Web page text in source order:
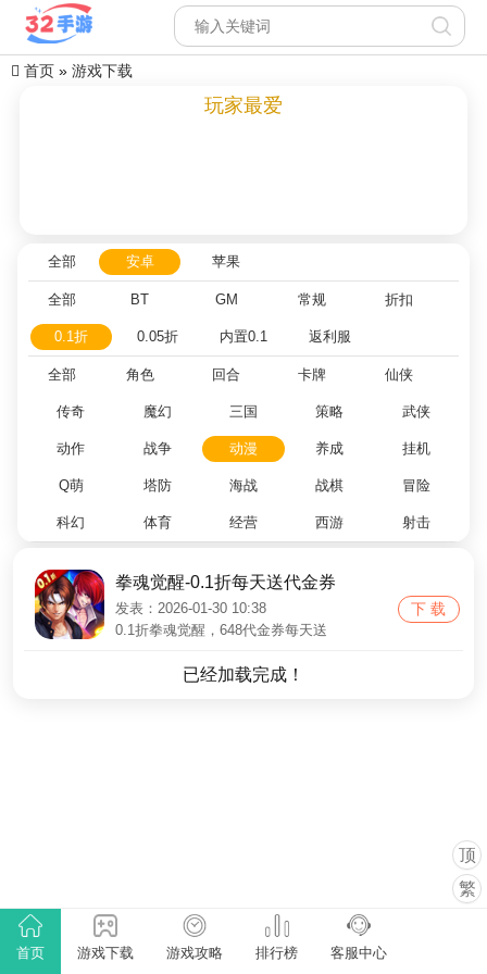
首页 » 游戏下载
玩家最爱
全部 安卓 苹果
全部 BT GM 常规 折扣
0.1折 0.05折 内置0.1 返利服
全部 角色 回合 卡牌 仙侠
传奇 魔幻 三国 策略 武侠
动作 战争 动漫 养成 挂机
Q萌 塔防 海战 战棋 冒险
科幻 体育 经营 西游 射击
拳魂觉醒-0.1折每天送代金券
发表：2026-01-30 10:38
0.1折拳魂觉醒，648代金券每天送
下 载
已经加载完成！
首页 游戏下载 游戏攻略 排行榜 客服中心
顶
繁